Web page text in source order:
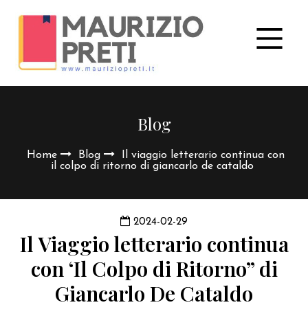
Blog
Home Blog
Il viaggio letterario continua con
il colpo di ritorno di giancarlo de cataldo
2024-02-29
Il Viaggio letterario continua
con ‘Il Colpo di Ritorno” di
Giancarlo De Cataldo